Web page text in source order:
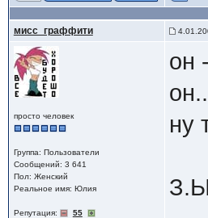
мисс_граффити
просто человек
Группа: Пользователи
Сообщений: 3 641
Пол: Женский
Реальное имя: Юлия
Репутация: 55
он
ну